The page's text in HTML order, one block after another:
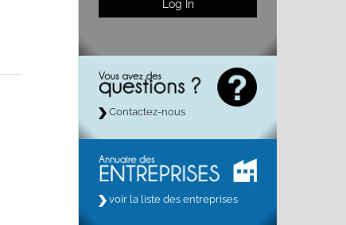
Contactez-nous
voir la liste des entreprises